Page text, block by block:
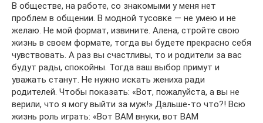
В обществе, на работе, со знакомыми у меня нет
проблем в общении. В модной тусовке — не умею и не
желаю. Не мой формат, извините. Алена, стройте свою
жизнь в своем формате, тогда вы будете прекрасно себя
чувствовать. А раз вы счастливы, то и родители за вас
будут рады, спокойны. Тогда ваш выбор примут и
уважать станут. Не нужно искать жениха ради
родителей. Чтобы показать: «Вот, пожалуйста, а вы не
верили, что я могу выйти за муж!» Дальше-то что?! Всю
жизнь роль играть: «Вот ВАМ внуки, вот ВАМ